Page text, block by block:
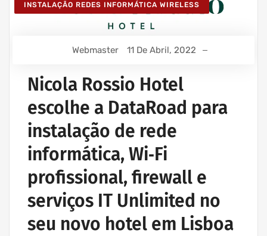
INSTALAÇÃO REDES INFORMÁTICA WIRELESS
Webmaster 11 De Abril, 2022
Nicola Rossio Hotel
escolhe a DataRoad para
instalação de rede
informática, Wi‑Fi
profissional, firewall e
serviços IT Unlimited no
seu novo hotel em Lisboa